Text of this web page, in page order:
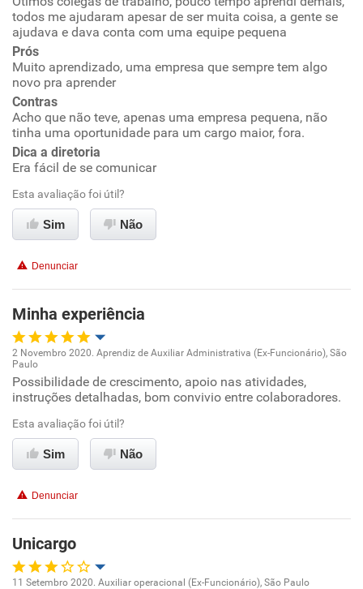
Conciliação com a vida familiar
Benefícios
Recomenda esta empresa
Recomenda a diretoria
todos me ajudaram apesar de ser muita coisa, a gente se
ajudava e dava conta com uma equipe pequena
Prós
Muito aprendizado, uma empresa que sempre tem algo
novo pra aprender
Contras
Acho que não teve, apenas uma empresa pequena, não
tinha uma oportunidade para um cargo maior, fora.
Dica a diretoria
Era fácil de se comunicar
Esta avaliação foi útil?
Sim Não
Denunciar
Minha experiência
Oportunidade de promoção
Conciliação com a vida familiar
Benefícios
Recomenda a diretoria
2 Novembro 2020. Aprendiz de Auxiliar Administrativa (Ex-Funcionário), São
Paulo
Possibilidade de crescimento, apoio nas atividades,
instruções detalhadas, bom convivio entre colaboradores.
Esta avaliação foi útil?
Sim Não
Denunciar
Unicargo
11 Setembro 2020. Auxiliar operacional (Ex-Funcionário), São Paulo